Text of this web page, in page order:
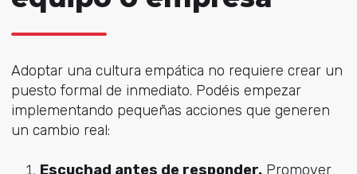
Adoptar una cultura empática no requiere crear un
puesto formal de inmediato. Podéis empezar
implementando pequeñas acciones que generen
un cambio real:
Escuchad antes de responder.Promover